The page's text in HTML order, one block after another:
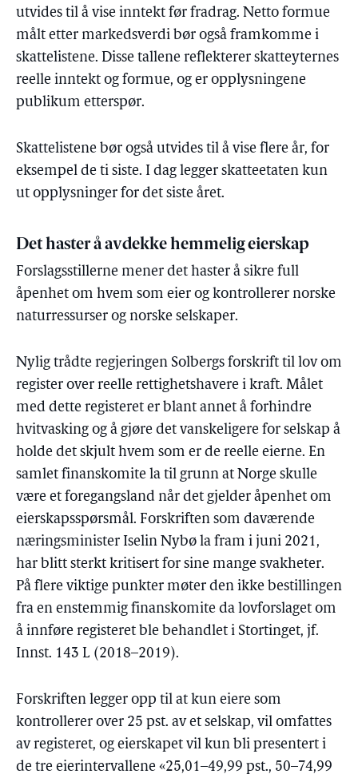
utvides til å vise inntekt før fradrag. Netto formue
målt etter markedsverdi bør også framkomme i
skattelistene. Disse tallene reflekterer skatteyternes
reelle inntekt og formue, og er opplysningene
publikum etterspør.
Skattelistene bør også utvides til å vise flere år, for
eksempel de ti siste. I dag legger skatteetaten kun
ut opplysninger for det siste året.
Det haster å avdekke hemmelig eierskap
Forslagsstillerne mener det haster å sikre full
åpenhet om hvem som eier og kontrollerer norske
naturressurser og norske selskaper.
Nylig trådte regjeringen Solbergs forskrift til lov om
register over reelle rettighetshavere i kraft. Målet
med dette registeret er blant annet å forhindre
hvitvasking og å gjøre det vanskeligere for selskap å
holde det skjult hvem som er de reelle eierne. En
samlet finanskomite la til grunn at Norge skulle
være et foregangsland når det gjelder åpenhet om
eierskapsspørsmål. Forskriften som daværende
næringsminister Iselin Nybø la fram i juni 2021,
har blitt sterkt kritisert for sine mange svakheter.
På flere viktige punkter møter den ikke bestillingen
fra en enstemmig finanskomite da lovforslaget om
å innføre registeret ble behandlet i Stortinget, jf.
Innst. 143 L (2018–2019).
Forskriften legger opp til at kun eiere som
kontrollerer over 25 pst. av et selskap, vil omfattes
av registeret, og eierskapet vil kun bli presentert i
de tre eierintervallene «25,01–49,99 pst., 50–74,99